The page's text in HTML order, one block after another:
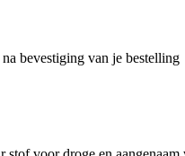
bevestiging van je bestelling